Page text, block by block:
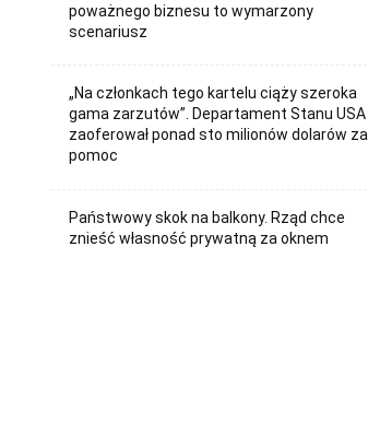
poważnego biznesu to wymarzony
scenariusz
„Na członkach tego kartelu ciąży szeroka
gama zarzutów”. Departament Stanu USA
zaoferował ponad sto milionów dolarów za
pomoc
Państwowy skok na balkony. Rząd chce
znieść własność prywatną za oknem